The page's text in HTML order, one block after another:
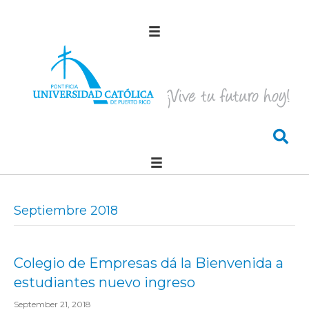
Septiembre 2018
Colegio de Empresas dá la Bienvenida a
estudiantes nuevo ingreso
September 21, 2018